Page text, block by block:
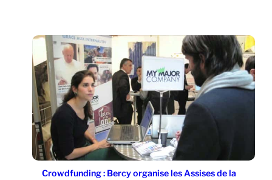
Crowdfunding : Bercy organise les Assises de la